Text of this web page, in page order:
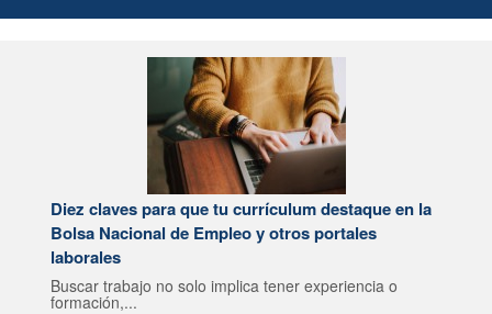
Diez claves para que tu currículum destaque en la
Bolsa Nacional de Empleo y otros portales
laborales
Buscar trabajo no solo implica tener experiencia o
formación,...